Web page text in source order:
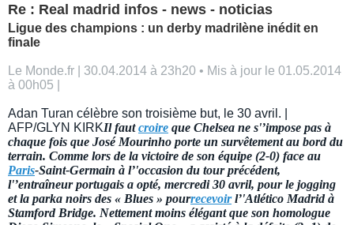
Re : Real madrid infos - news - noticias
Ligue des champions : un derby madrilène inédit en
finale
Le Monde.fr | 30.04.2014 à 23h20 • Mis à jour le 01.05.2014
à 00h05 |
Adan Turan célèbre son troisième but, le 30 avril. |
AFP/GLYN KIRKIl fautcroire que Chelsea ne s'’impose pas à
chaque fois que José Mourinho porte un survêtement au bord du
terrain. Comme lors de la victoire de son équipe (2-0) face au
Paris-Saint-Germain à l’'occasion du tour précédent,
l'’entraîneur portugais a opté, mercredi 30 avril, pour le jogging
et la parka noirs des « Blues » pourrecevoirl’'Atlético Madrid à
Stamford Bridge. Nettement moins élégant que son homologue